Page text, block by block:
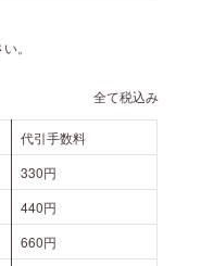
。
全て税込み
代引手数料
330円
440円
660円